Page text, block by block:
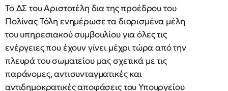
Το ΔΣ του Αριστοτέλη δια της προέδρου του
Πολίνας Τόλη ενημέρωσε τα διορισμένα μέλη
του υπηρεσιακού συμβουλίου για όλες τις
ενέργειες που έχουν γίνει μέχρι τώρα από την
πλευρά του σωματείου μας σχετικά με τις
παράνομες, αντισυνταγματικές και
αντιδημοκρατικές αποφάσεις του Υπουργείου